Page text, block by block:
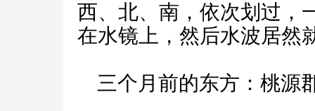
西、北、南，依次划过，
在水镜上，然后水波居然
三个月前的东方：桃源